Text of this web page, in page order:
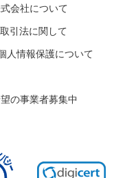
会社について
引法に関して
人情報保護について
の事業者募集中